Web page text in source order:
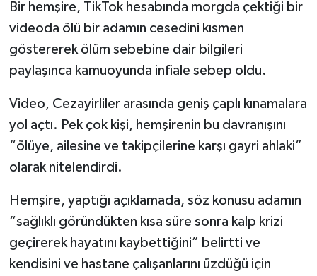
Bir hemşire, TikTok hesabında morgda çektiği bir
videoda ölü bir adamın cesedini kısmen
göstererek ölüm sebebine dair bilgileri
paylaşınca kamuoyunda infiale sebep oldu.
Video, Cezayirliler arasında geniş çaplı kınamalara
yol açtı. Pek çok kişi, hemşirenin bu davranışını
“ölüye, ailesine ve takipçilerine karşı gayri ahlaki”
olarak nitelendirdi.
Hemşire, yaptığı açıklamada, söz konusu adamın
“sağlıklı göründükten kısa süre sonra kalp krizi
geçirerek hayatını kaybettiğini” belirtti ve
kendisini ve hastane çalışanlarını üzdüğü için